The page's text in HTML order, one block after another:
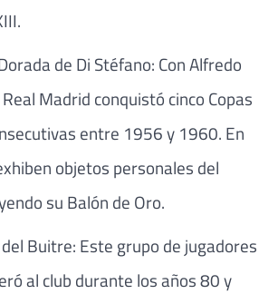
de Di Stéfano: Con Alfredo
Madrid conquistó cinco Copas
entre 1956 y 1960. En
objetos personales del
su Balón de Oro.
Buitre: Este grupo de jugadores
al club durante los años 80 y